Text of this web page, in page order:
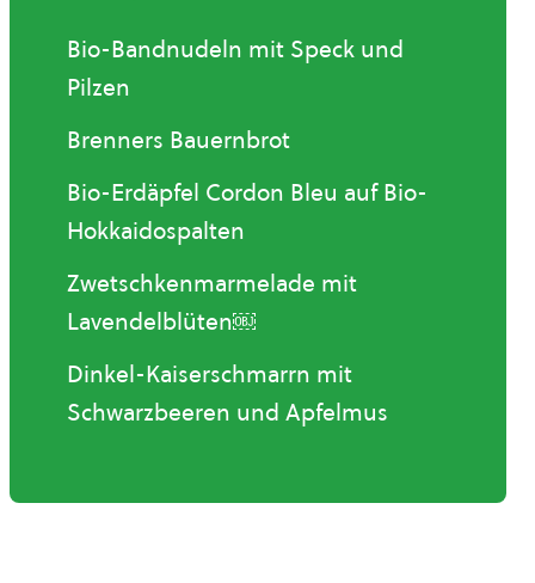
Bio-Bandnudeln mit Speck und
Pilzen
Brenners Bauernbrot
Bio-Erdäpfel Cordon Bleu auf Bio-
Hokkaidospalten
Zwetschkenmarmelade mit
Lavendelblüten￼
Dinkel-Kaiserschmarrn mit
Schwarzbeeren und Apfelmus